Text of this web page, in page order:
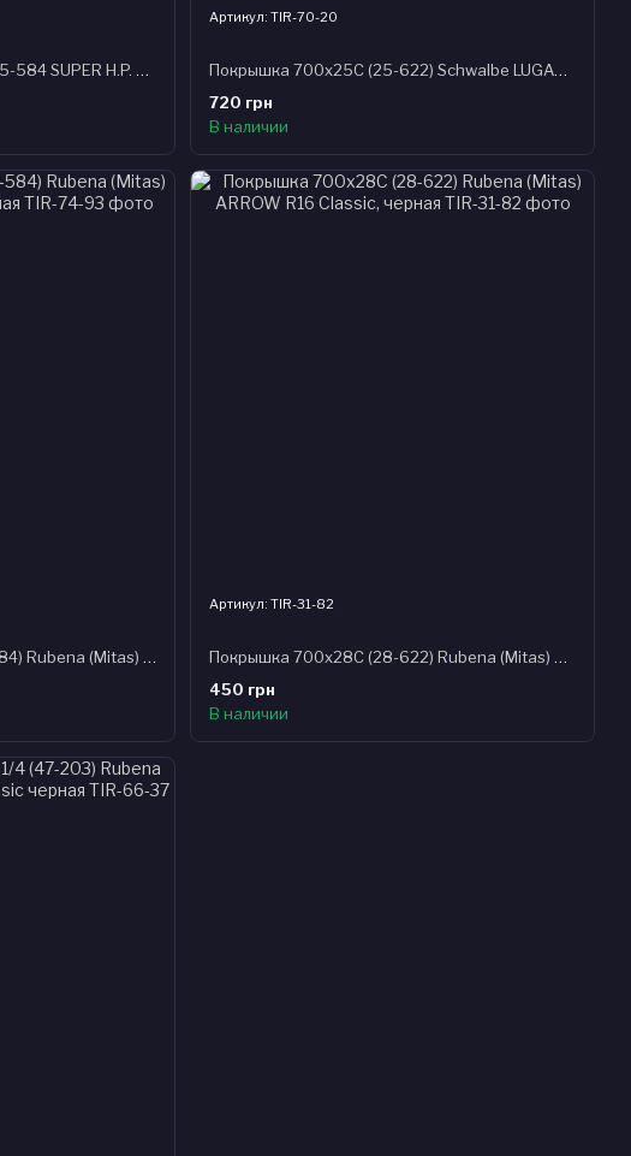
Ободная лента Schwalbe 45-584 SUPER H.P. Polyurethan
Артикул: TIR-70-20
Покрышка 700x25C (25-622) Schwalbe LUGANO II K-Guard B/B-SK HS471 SiC 50EPI
720 грн
В наличии
Покрышка 27.5x2.35 (60-584) Rubena (Mitas) OCELOT V85 Classic черная
Артикул: TIR-31-82
Покрышка 700x28C (28-622) Rubena (Mitas) ARROW R16 Classic, черная
450 грн
В наличии